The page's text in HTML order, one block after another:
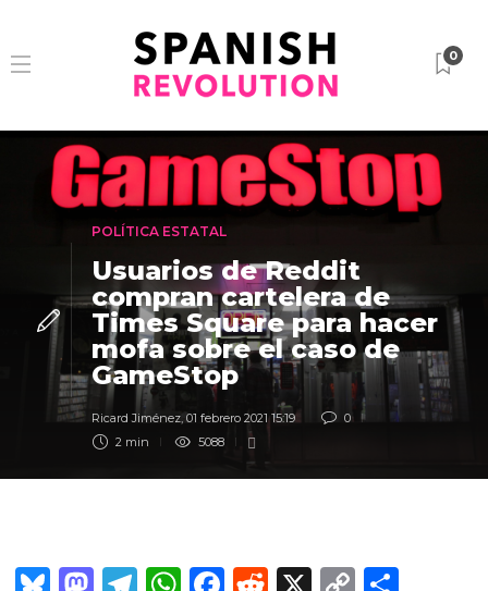
0
POLÍTICA ESTATAL
Usuarios de Reddit
compran cartelera de
Times Square para hacer
mofa sobre el caso de
GameStop
Ricard Jiménez, 01 febrero 2021 15:19
0
2 min
5088